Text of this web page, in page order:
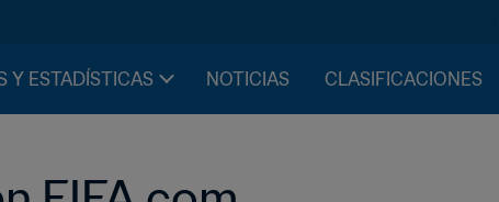
Y ESTADÍSTICAS NOTICIAS CLASIFICACIONES